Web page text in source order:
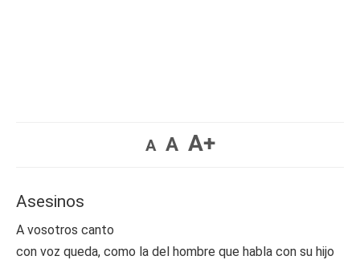
A A A+
Asesinos
A vosotros canto
con voz queda, como la del hombre que habla con su hijo